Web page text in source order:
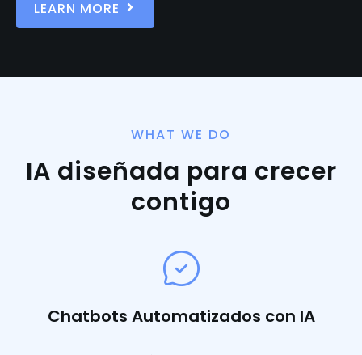
LEARN MORE
WHAT WE DO
IA diseñada para crecer
contigo
Chatbots Automatizados con IA